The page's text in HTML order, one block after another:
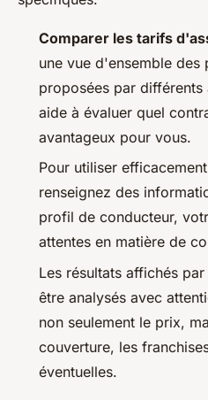
Comparer les tarifs
une vue d'ensemble des
proposées par différents
aide à évaluer quel
avantageux pour vous.
Pour utiliser
renseignez des
profil de conducteur,
attentes en matière de
Les résultats affichés
être analysés avec
non seulement le prix,
couverture, les
éventuelles.